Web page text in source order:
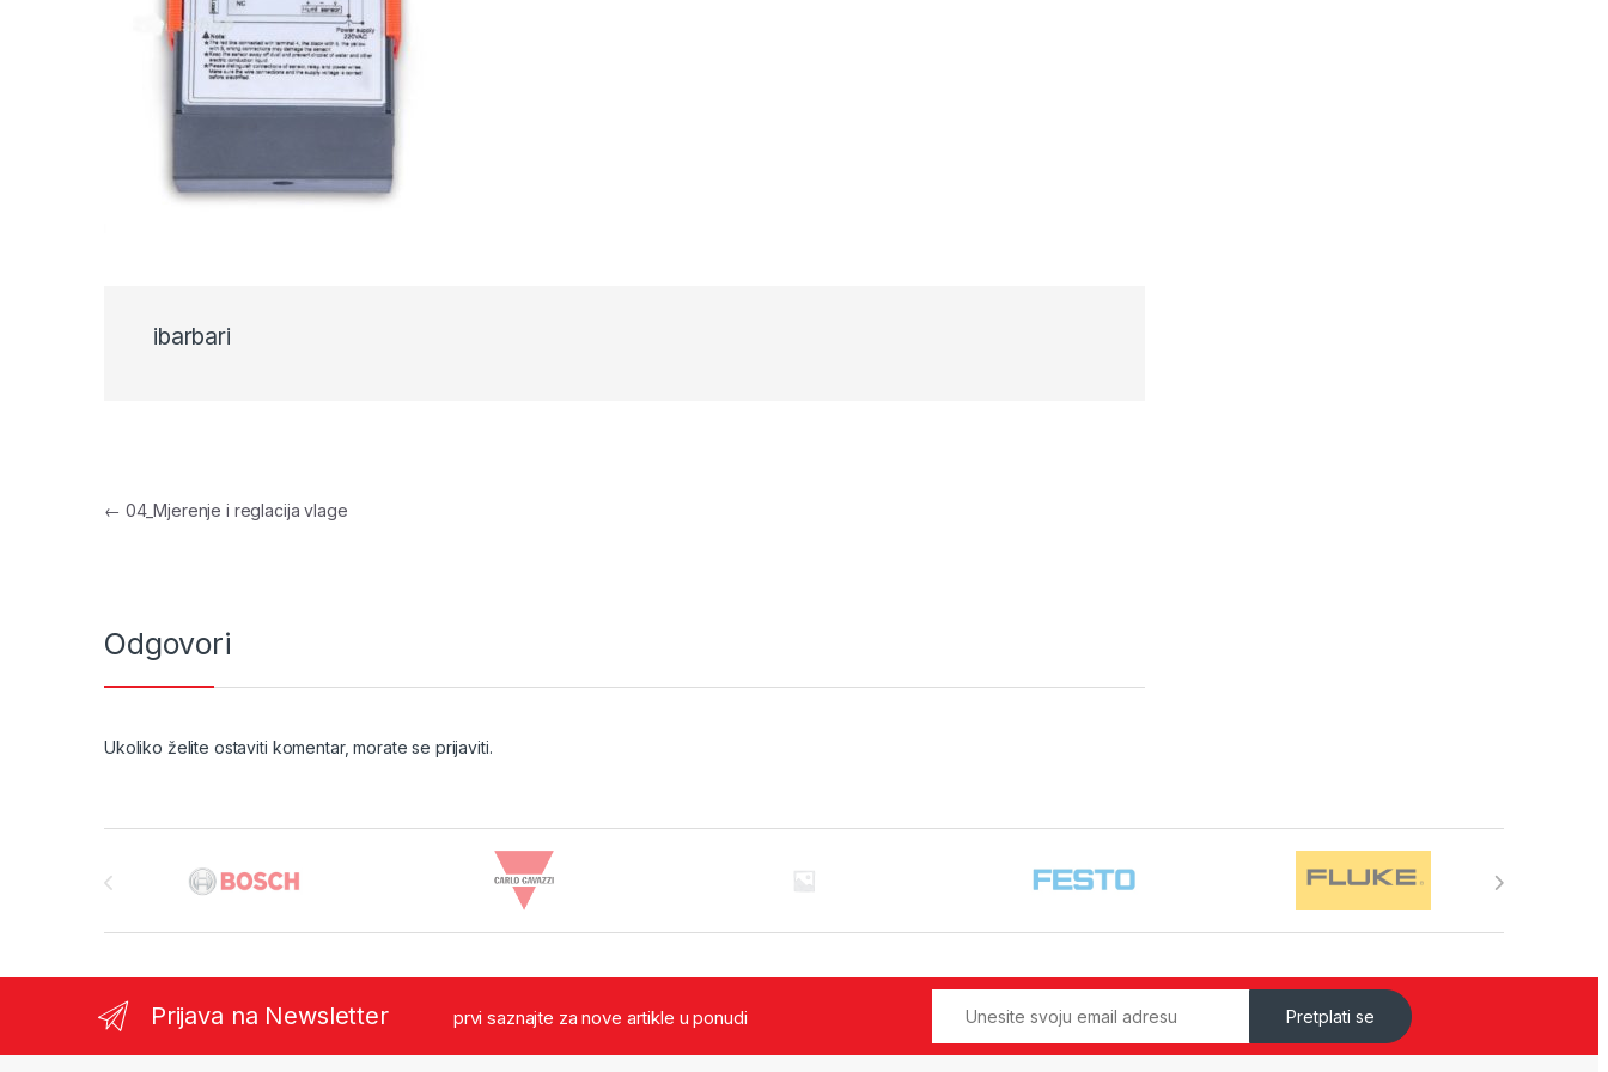
ibarbari
Navigacija objava
← 04_Mjerenje i reglacija vlage
Odgovori
Ukoliko želite ostaviti komentar, morate se prijaviti.
Prijava na Newsletter prvi saznajte za nove artikle u ponudi Pretplati se